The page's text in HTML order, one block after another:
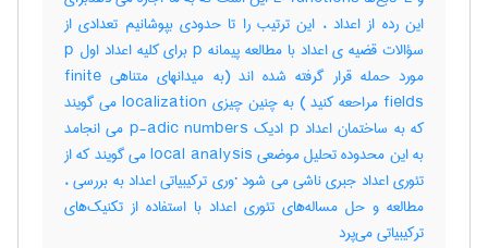
این رده از اعداد ، این ترتیب را تا حدودی بپوشانیم تعدادی از
سؤالات قضیه ی اعداد با مطالعه پیمانه p برای کلیه اعداد اول p
مورد حمله قرار گرفته شده اند (به میدانهای متناهی finite
fields مراحعه کنید ) به چنین چیزی localization می گویند
که به ساختمان اعداد p ادیک p-adic numbers می انجامد
به این محدوده تحلیل موضعی local analysis می گویند که از
تئوری اعداد جبری ناشی می شود ·وری ترکیبیاتی اعداد به بررسی ،
مطالعه و حل مساله‌های تئوری اعداد با استفاده از تکنیک‌های
ترکیبیاتی می‌پرد